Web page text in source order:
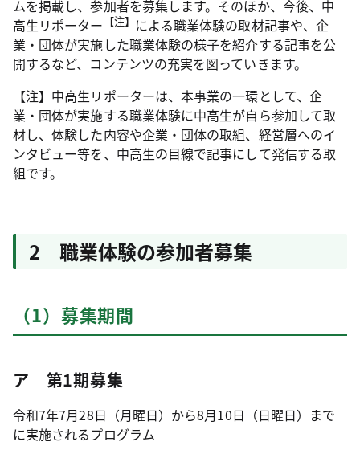
ムを掲載し、参加者を募集します。そのほか、今後、中
高生リポーター 【注】 による職業体験の取材記事や、企
業・団体が実施した職業体験の様子を紹介する記事を公
開するなど、コンテンツの充実を図っていきます。
【注】中高生リポーターは、本事業の一環として、企
業・団体が実施する職業体験に中高生が自ら参加して取
材し、体験した内容や企業・団体の取組、経営層へのイ
ンタビュー等を、中高生の目線で記事にして発信する取
組です。
2 職業体験の参加者募集
（1）募集期間
ア 第1期募集
令和7年7月28日（月曜日）から8月10日（日曜日）まで
に実施されるプログラム